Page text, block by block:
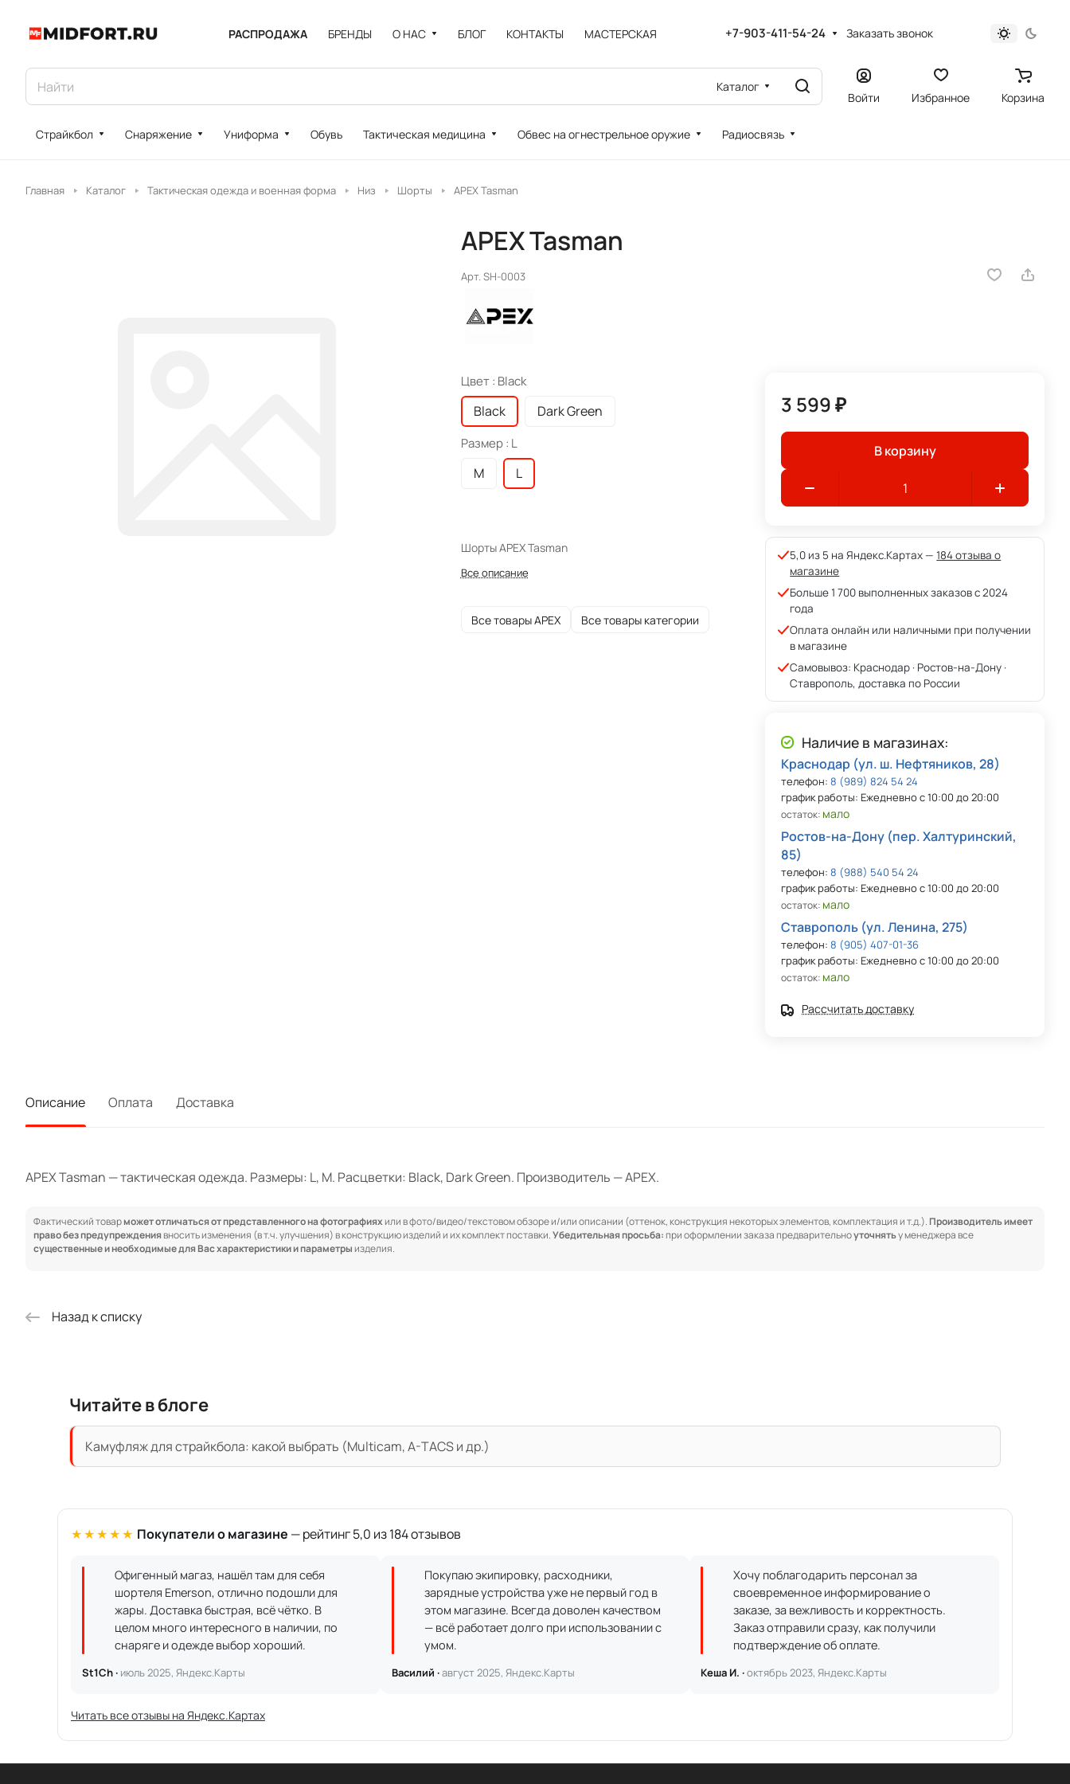
РАСПРОДАЖА БРЕНДЫ О НАС БЛОГ КОНТАКТЫ МАСТЕРСКАЯ +7-903-411-54-24 Заказать звонок
Каталог
Войти Избранное Корзина
Страйкбол Снаряжение Униформа Обувь Тактическая медицина Обвес на огнестрельное оружие Радиосвязь
Главная Каталог Тактическая одежда и военная форма Низ Шорты APEX Tasman
APEX Tasman
Арт.SH-0003
Цвет : Black
Black Dark Green
Размер : L
M L
Шорты APEX Tasman
Все описание
Все товары APEX Все товары категории
3 599 ₽
В корзину
5,0 из 5 на Яндекс.Картах —184 отзыва о
магазине
Больше 1 700 выполненных заказов с 2024
года
Оплата онлайн или наличными при получении
в магазине
Самовывоз: Краснодар · Ростов-на-Дону ·
Ставрополь, доставка по России
Наличие в магазинах:
Краснодар (ул. ш. Нефтяников, 28)
телефон:8 (989) 824 54 24
график работы: Ежедневно с 10:00 до 20:00
остаток: мало
Ростов-на-Дону (пер. Халтуринский,
85)
телефон:8 (988) 540 54 24
график работы: Ежедневно с 10:00 до 20:00
остаток: мало
Ставрополь (ул. Ленина, 275)
телефон:8 (905) 407-01-36
график работы: Ежедневно с 10:00 до 20:00
остаток: мало
Рассчитать доставку
Описание Оплата Доставка
APEX Tasman — тактическая одежда. Размеры: L, M. Расцветки: Black, Dark Green. Производитель — APEX.
Фактический товарможет отличаться от представленного на фотографияхили в фото/видео/текстовом обзоре и/или описании (оттенок, конструкция некоторых элементов, комплектация и т.д.). Производитель имеет
право без предупреждениявносить изменения (в т.ч. улучшения) в конструкцию изделий и их комплект поставки.Убедительная просьба:при оформлении заказа предварительноуточнятьу менеджера все
существенные и необходимые для Вас характеристики и параметрыизделия.
Назад к списку
Читайте в блоге
Камуфляж для страйкбола: какой выбрать (Multicam, A-TACS и др.)
★★★★★ Покупатели о магазине — рейтинг 5,0 из 184 отзывов
Офигенный магаз, нашёл там для себя
шортеля Emerson, отлично подошли для
жары. Доставка быстрая, всё чётко. В
целом много интересного в наличии, по
снаряге и одежде выбор хороший.
St1Ch · июль 2025, Яндекс.Карты
Покупаю экипировку, расходники,
зарядные устройства уже не первый год в
этом магазине. Всегда доволен качеством
— всё работает долго при использовании с
умом.
Василий ·август 2025, Яндекс.Карты
Хочу поблагодарить персонал за
своевременное информирование о
заказе, за вежливость и корректность.
Заказ отправили сразу, как получили
подтверждение об оплате.
Кеша И. ·октябрь 2023, Яндекс.Карты
Читать все отзывы на Яндекс.Картах